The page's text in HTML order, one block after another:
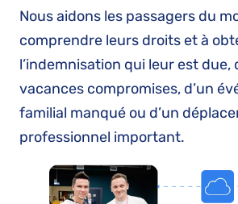
Nous aidons les passagers du
comprendre leurs droits et à
l’indemnisation qui leur est due,
vacances compromises, d’un
familial manqué ou d’un
professionnel important.